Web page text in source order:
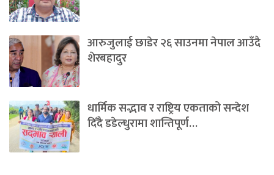
आरुजुलाई छाडेर २६ साउनमा नेपाल आउँदै
शेरबहादुर
धार्मिक सद्भाव र राष्ट्रिय एकताको सन्देश
दिँदै डडेल्धुरामा शान्तिपूर्ण…